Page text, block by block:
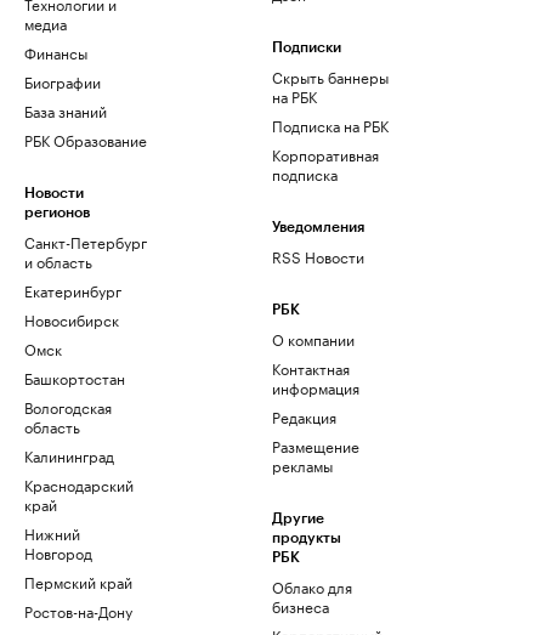
медиа
Финансы
Биографии
База знаний
РБК Образование
Новости
регионов
Санкт-Петербург
и область
Екатеринбург
Новосибирск
Омск
Башкортостан
Вологодская
область
Калининград
Краснодарский
край
Нижний
Новгород
Пермский край
Ростов-на-Дону
Подписки
Скрыть баннеры
на РБК
Подписка на РБК
Корпоративная
подписка
Уведомления
RSS Новости
РБК
О компании
Контактная
информация
Редакция
Размещение
рекламы
Другие
продукты
РБК
Облако для
бизнеса